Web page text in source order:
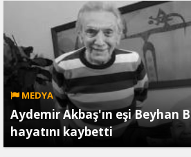
MEDYA
Aydemir Akbaş'ın eşi Beyhan
hayatını kaybetti